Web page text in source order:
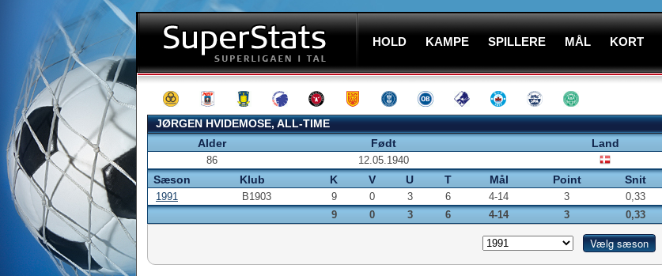
HOLD KAMPE SPILLERE MÅL KORT
JØRGEN HVIDEMOSE, ALL-TIME
Alder
Født Land
86 12.05.1940
Sæson Klub K V U T Mål Point Snit
1991 B1903 9 0 3 6 4-14 3
0,33
9
0 3 6 4-14 3 0,33